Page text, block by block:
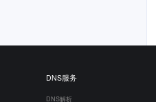
DNS服务
DNS解析